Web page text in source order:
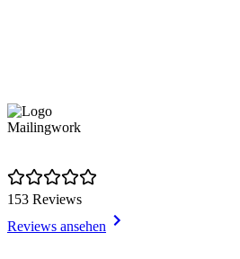
Mailingwork
153 Reviews
Reviews ansehen